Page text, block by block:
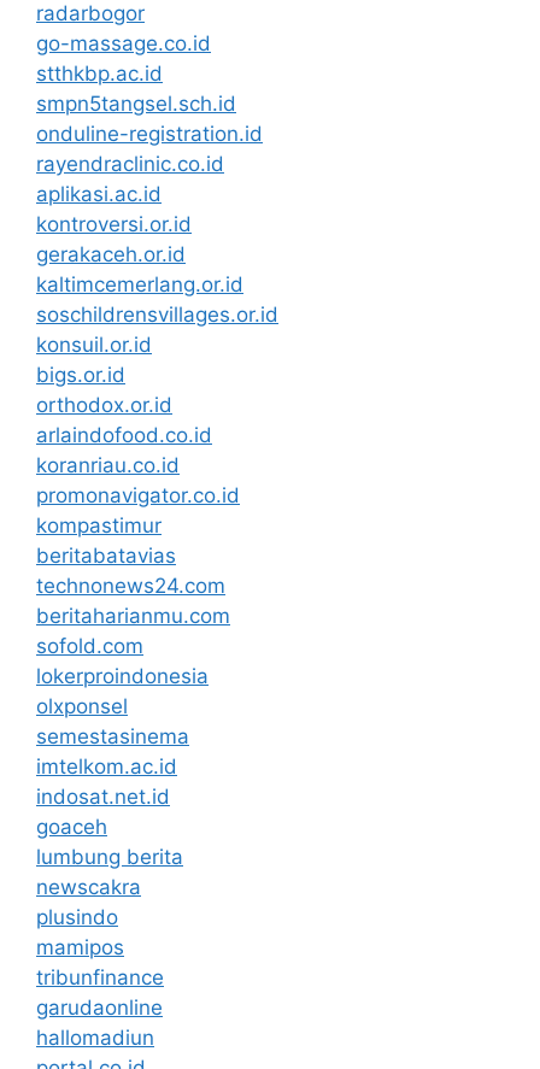
radarbogor
go-massage.co.id
stthkbp.ac.id
smpn5tangsel.sch.id
onduline-registration.id
rayendraclinic.co.id
aplikasi.ac.id
kontroversi.or.id
gerakaceh.or.id
kaltimcemerlang.or.id
soschildrensvillages.or.id
konsuil.or.id
bigs.or.id
orthodox.or.id
arlaindofood.co.id
koranriau.co.id
promonavigator.co.id
kompastimur
beritabatavias
technonews24.com
beritaharianmu.com
sofold.com
lokerproindonesia
olxponsel
semestasinema
imtelkom.ac.id
indosat.net.id
goaceh
lumbung berita
newscakra
plusindo
mamipos
tribunfinance
garudaonline
hallomadiun